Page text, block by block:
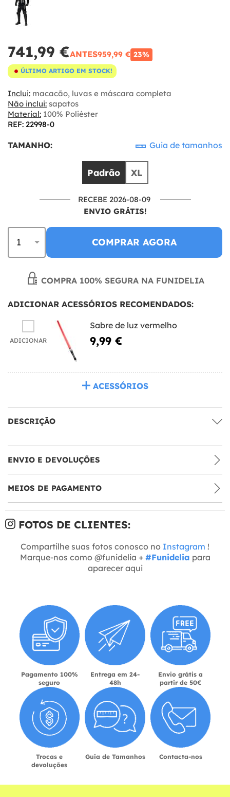
741,99 €ANTES959,99 € 23%
ÚLTIMO ARTIGO EM STOCK!
Inclui: macacão, luvas e máscara completa
Não inclui: sapatos
Material: 100% Poliéster
REF: 22998-0
TAMANHO: Guia de tamanhos
Padrão XL
RECEBE 2026-08-09
ENVIO GRÁTIS!
COMPRAR AGORA
COMPRA 100% SEGURA NA FUNIDELIA
ADICIONAR ACESSÓRIOS RECOMENDADOS:
ADICIONAR
Sabre de luz vermelho
9,99 €
ACESSÓRIOS
DESCRIÇÃO
ENVIO E DEVOLUÇÕES
MEIOS DE PAGAMENTO
FOTOS DE CLIENTES:
Compartilhe suas fotos conosco no Instagram !
Marque-nos como @funidelia + #Funidelia para
aparecer aqui
Pagamento 100%
seguro
Entrega em 24-
48h
Envio grátis a
partir de 50€
Trocas e
devoluções
Guia de Tamanhos Contacta-nos